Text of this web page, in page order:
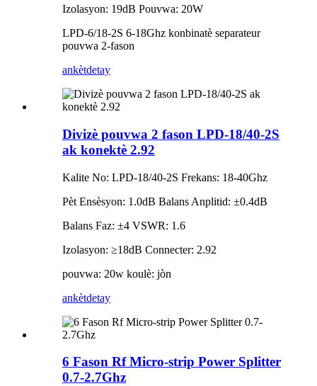
Izolasyon: 19dB Pouvwa: 20W
LPD-6/18-2S 6-18Ghz konbinatè separateur
pouvwa 2-fason
ankètdetay
Divizè pouvwa 2 fason LPD-18/40-2S
ak konektè 2.92
Kalite No: LPD-18/40-2S Frekans: 18-40Ghz
Pèt Ensèsyon: 1.0dB Balans Anplitid: ±0.4dB
Balans Faz: ±4 VSWR: 1.6
Izolasyon: ≥18dB Connecter: 2.92
pouvwa: 20w koulè: jòn
ankètdetay
6 Fason Rf Micro-strip Power Splitter
0.7-2.7Ghz